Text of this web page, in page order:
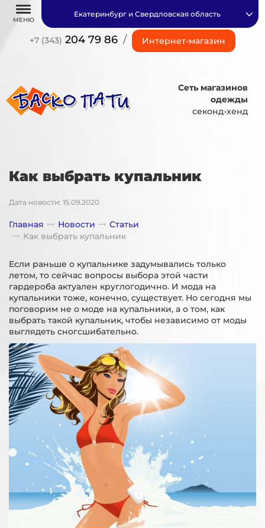
МЕНЮ
+7 (343) 204 79 86 / Интернет-магазин
Екатеринбург и Свердловская область
Сеть магазинов
одежды
секонд-хенд
Как выбрать купальник
Дата новости: 15.09.2020
Главная Новости
Статьи
Как выбрать купальник
Если раньше о купальнике задумывались только
летом, то сейчас вопросы выбора этой части
гардероба актуален круглогодично. И мода на
купальники тоже, конечно, существует. Но сегодня мы
поговорим не о моде на купальники, а о том, как
выбрать такой купальник, чтобы независимо от моды
выглядеть сногсшибательно.